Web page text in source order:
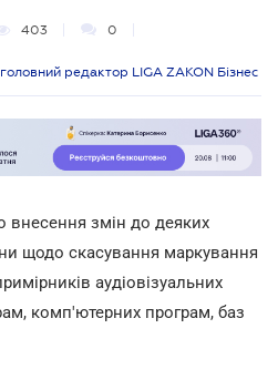
403 0
редактор LIGA ZAKON Бізнес
внесення змін до деяких
щодо скасування маркування
аудіовізуальних
комп'ютерних програм, баз